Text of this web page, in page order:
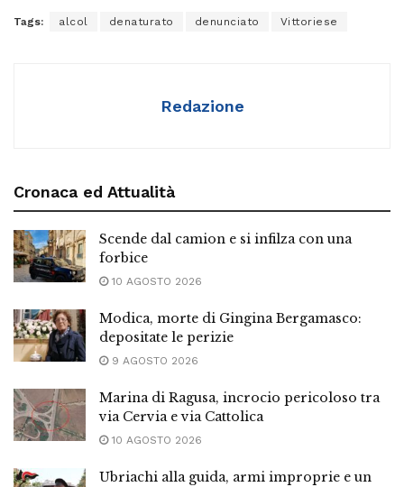
Tags: alcol denaturato denunciato Vittoriese
Redazione
Cronaca ed Attualità
Scende dal camion e si infilza con una
forbice
10 AGOSTO 2026
Modica, morte di Gingina Bergamasco:
depositate le perizie
9 AGOSTO 2026
Marina di Ragusa, incrocio pericoloso tra
via Cervia e via Cattolica
10 AGOSTO 2026
Ubriachi alla guida, armi improprie e un